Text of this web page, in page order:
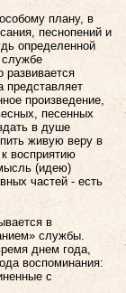
плану, в
песнопений и
определенной
развивается
представляет
произведение,
песенных
в душе
живую веру в
к восприятию
(идею)
частей - есть
в
службы.
днем года,
воспоминания:
с